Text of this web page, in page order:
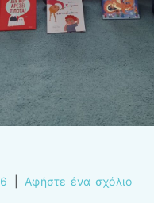
Αφήστε ένα σχόλιο